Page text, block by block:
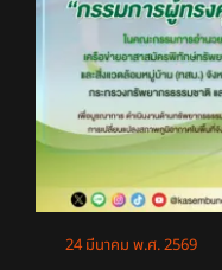
24 มีนาคม พ.ศ. 2569